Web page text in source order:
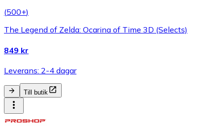
(500+)
The Legend of Zelda: Ocarina of Time 3D (Selects)
849 kr
Leverans: 2-4 dagar
Till butik